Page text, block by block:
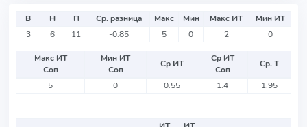
В Н П Ср. разница Макс Мин Макс ИТ
Мин ИТ
3
6 11 -0.85 5 0 2 0
Макс ИТ
Соп
Мин ИТ
Соп
Ср ИТ
Ср ИТ
Соп
Ср. Т
5
0 0.55 1.4 1.95